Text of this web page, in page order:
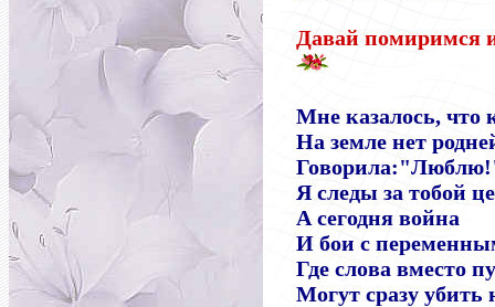
Давай помиримся
Мне казалось, что
На земле нет
Я следы за тобой
А сегодня война
И бои с
Где слова вместо
Могут сразу убить